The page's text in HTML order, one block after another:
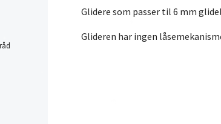
Glidere som passer til 6 mm
Glideren har ingen